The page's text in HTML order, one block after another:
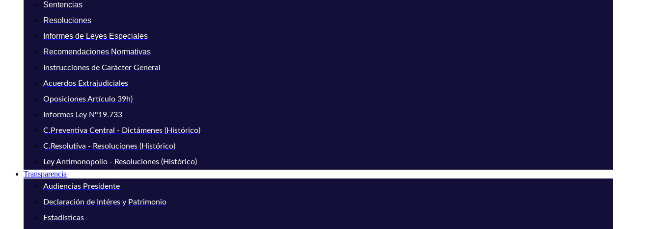
Sentencias
Resoluciones
Informes de Leyes Especiales
Recomendaciones Normativas
Instrucciones de Carácter General
Acuerdos Extrajudiciales
Oposiciones Artículo 39h)
Informes Ley N°19.733
C.Preventiva Central - Dictámenes (Histórico)
C.Resolutiva - Resoluciones (Histórico)
Ley Antimonopolio - Resoluciones (Histórico)
Transparencia
Audiencias Presidente
Declaración de Intéres y Patrimonio
Estadísticas